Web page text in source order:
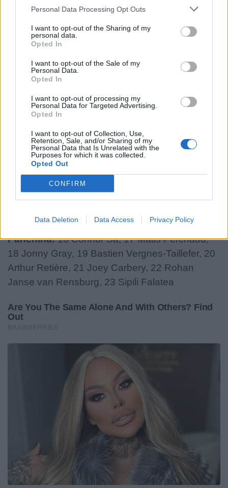
Personal Data Processing Opt Outs
I want to opt-out of the Sharing of my
personal data.
Opted In
I want to opt-out of the Sale of my
Personal Data.
Opted In
I want to opt-out of processing my
Personal Data for Targeted Advertising.
Opted In
I want to opt-out of Collection, Use,
Retention, Sale, and/or Sharing of my
Personal Data that Is Unrelated with the
Purposes for which it was collected.
Opted Out
CONFIRM
Data Deletion Data Access Privacy Policy
Ntamack, 9 Paul Graou, 8 Anthony Jelonch, 7
Jack Willis, 6 François Cros, 5 Thibaud Flament,
4 Joshua Brennan, 3 Dorian Aldegheri, 2 Julien
Marchand, 1 Rodrigue Neti
Panchina:16 Guillaume Cramont, 17 Cyril
Naoto Saito, 21 Pita Ahki, 22 Matthis Lebel, 23
Joel Merkler
Bordeaux-Bègles:15 Romain Buros, 14
Damian Penaud, 13 Nicolas Depoortere, 12
Yoram Moefana, 11 Louis Bielle-Biarrey, 10
Matthieu Jalibert, 9 Maxime Lucu, 8 Pete Samu,
7 Pierre Bochaton, 6 Marko Gazzotti, 5 Cyril
Maxime Lamothe, 1 Jefferson Poirot
Panchina:16 Connor Sa, 17 Matis Perchaud,
18 Jonny Gray, 19 Bastien Vergnes-Taillefer, 20
Arthur Retière, 21 Joey Carbery, 22 Rohan
Janse van Rensburg, 23 Sipili Falatea